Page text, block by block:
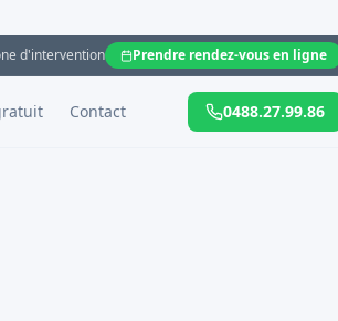
d'intervention Prendre rendez-vous en ligne
Contact 0488.27.99.86